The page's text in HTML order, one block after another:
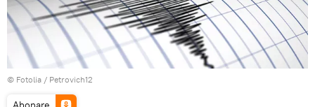
© Fotolia / Petrovich12